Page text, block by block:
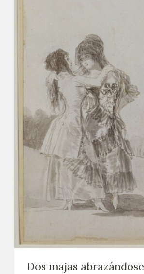
Dos majas abrazándose